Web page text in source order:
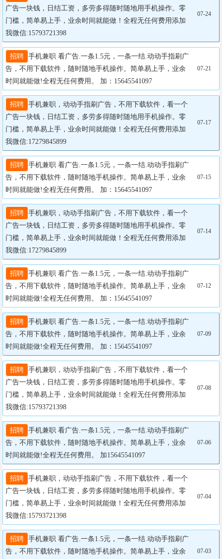
广告一块钱，日结工资，多劳多得随时随地用手机操作。零
门槛，简单易上手，业余时间就能做！全程无任何费用添加
我微信:15793721398
07-24
招聘 手机兼职 看广告.一条1.5元，一条一结.动动手指刷广
告，不用下载软件，随时随地手机操作。简单易上手，业余
时间就能做!全程无任何费用。 加：15645541097
07-21
招聘 手机兼职，动动手指刷广告，不用下载软件，看一个
广告一块钱，日结工资，多劳多得随时随地用手机操作。零
门槛，简单易上手，业余时间就能做！全程无任何费用添加
我微信:17279845899
07-17
招聘 手机兼职 看广告.一条1.5元，一条一结.动动手指刷广
告，不用下载软件，随时随地手机操作。简单易上手，业余
时间就能做!全程无任何费用。 加：15645541097
07-15
招聘 手机兼职，动动手指刷广告，不用下载软件，看一个
广告一块钱，日结工资，多劳多得随时随地用手机操作。零
门槛，简单易上手，业余时间就能做！全程无任何费用添加
我微信:17279845899
07-14
招聘 手机兼职 看广告.一条1.5元，一条一结.动动手指刷广
告，不用下载软件，随时随地手机操作。简单易上手，业余
时间就能做!全程无任何费用。 加：15645541097
07-12
招聘 手机兼职 看广告.一条1.5元，一条一结.动动手指刷广
告，不用下载软件，随时随地手机操作。简单易上手，业余
时间就能做!全程无任何费用。 加：15645541097
07-09
招聘 手机兼职，动动手指刷广告，不用下载软件，看一个
广告一块钱，日结工资，多劳多得随时随地用手机操作。零
门槛，简单易上手，业余时间就能做！全程无任何费用添加
我微信:15793721398
07-08
招聘 手机兼职 看广告.一条1.5元，一条一结.动动手指刷广
告，不用下载软件，随时随地手机操作。简单易上手，业余
时间就能做!全程无任何费用。 加15645541097
07-06
招聘 手机兼职，动动手指刷广告，不用下载软件，看一个
广告一块钱，日结工资，多劳多得随时随地用手机操作。零
门槛，简单易上手，业余时间就能做！全程无任何费用添加
我微信:15793721398
07-04
招聘 手机兼职 看广告.一条1.5元，一条一结.动动手指刷广
告，不用下载软件，随时随地手机操作。简单易上手，业余
07-03